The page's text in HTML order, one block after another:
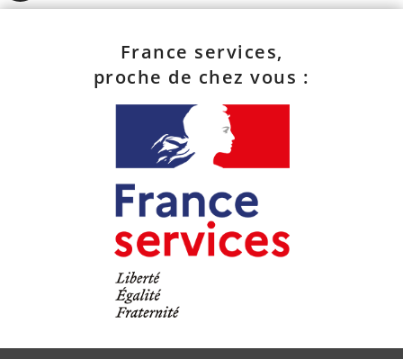
France services,
proche de chez vous :